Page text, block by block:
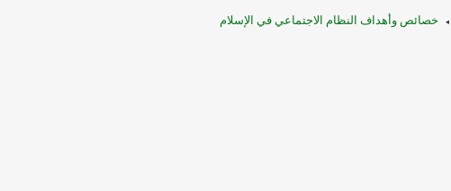
خصائص وأهداف النظام الاجتماعي في الإسلام